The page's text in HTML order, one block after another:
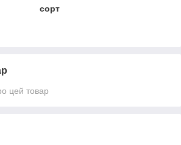
сорт
цей товар